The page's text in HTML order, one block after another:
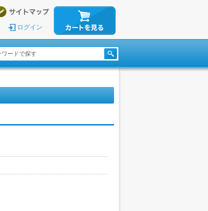
ログイン